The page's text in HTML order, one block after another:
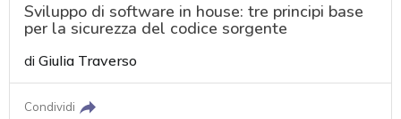
Sviluppo di software in house: tre principi base
per la sicurezza del codice sorgente
diGiulia Traverso
Condividi